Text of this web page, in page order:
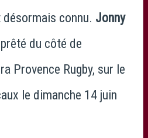
désormais connu. Jonny
du côté de
Provence Rugby, sur le
le dimanche 14 juin